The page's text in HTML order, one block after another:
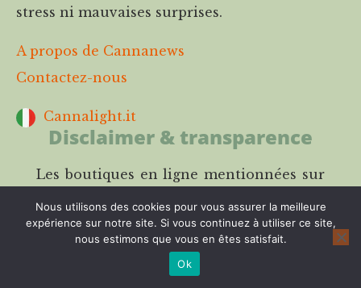
stress ni mauvaises surprises.
A propos de Cannanews
Contactez-nous
Cannalight.it
Disclaimer & transparence
Les boutiques en ligne mentionnées sur
équipe selon descritères précis et
indépendants ils mais ne remplacent pas
une analyse en laboratoire ou un avis
Nous utilisons des cookies pour vous assurer la meilleure
expérience sur notre site. Si vous continuez à utiliser ce site,
nous estimons que vous en êtes satisfait.
Ok